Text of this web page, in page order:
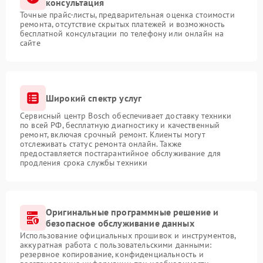
консультация
Точные прайс-листы, предварительная оценка стоимости
ремонта, отсутствие скрытых платежей и возможность
бесплатной консультации по телефону или онлайн на
сайте
Широкий спектр услуг
Сервисный центр Bosch обеспечивает доставку техники
по всей РФ, бесплатную диагностику и качественный
ремонт, включая срочный ремонт. Клиенты могут
отслеживать статус ремонта онлайн. Также
предоставляется постгарантийное обслуживание для
продления срока службы техники
Оригинальные программные решение и
безопасное обслуживание данных
Использование официальных прошивок и инструментов,
аккуратная работа с пользовательскими данными:
резервное копирование, конфиденциальность и